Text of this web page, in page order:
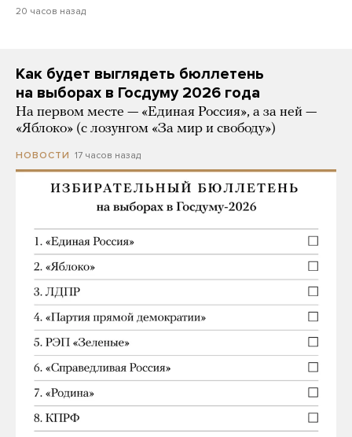
20 часов назад
Как будет выглядеть бюллетень
на выборах в Госдуму 2026 года
На первом месте — «Единая Россия», а за ней —
«Яблоко» (с лозунгом «За мир и свободу»)
НОВОСТИ 17 часов назад